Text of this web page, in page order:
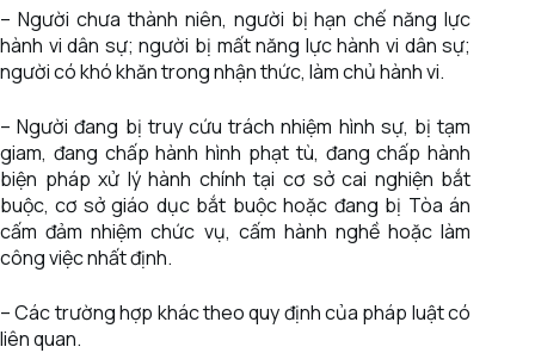
– Người chưa thành niên, người bị hạn chế năng lực
hành vi dân sự; người bị mất năng lực hành vi dân sự;
người có khó khăn trong nhận thức, làm chủ hành vi.
– Người đang bị truy cứu trách nhiệm hình sự, bị tạm
giam, đang chấp hành hình phạt tù, đang chấp hành
biện pháp xử lý hành chính tại cơ sở cai nghiện bắt
buộc, cơ sở giáo dục bắt buộc hoặc đang bị Tòa án
cấm đảm nhiệm chức vụ, cấm hành nghề hoặc làm
công việc nhất định.
– Các trường hợp khác theo quy định của pháp luật có
liên quan.